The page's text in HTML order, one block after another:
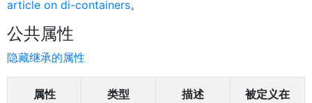
article on di-containers。
公共属性
隐藏继承的属性
属性 类型 描述 被定义在